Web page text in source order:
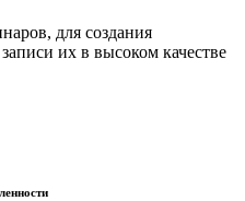
для создания
их в высоком качестве